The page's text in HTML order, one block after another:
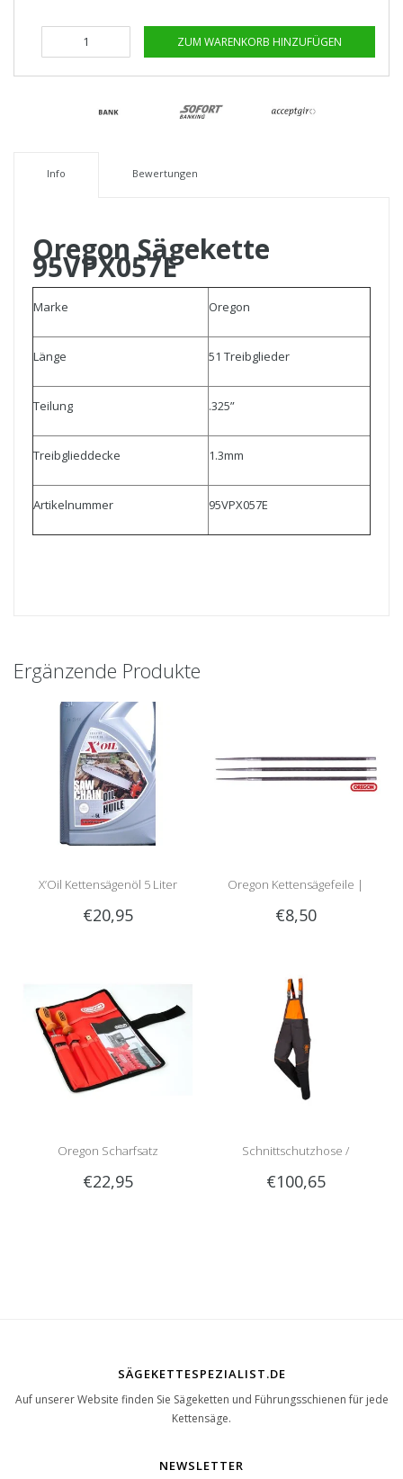
ZUM WARENKORB HINZUFÜGEN
Info Bewertungen
Oregon Sägekette
95VPX057E
Marke Oregon
Länge 51 Treibglieder
Teilung .325”
Treibglieddecke 1.3mm
Artikelnummer 95VPX057E
Ergänzende Produkte
X’Oil Kettensägenöl 5 Liter
€20,95
Oregon Kettensägefeile |
Rundfeile
€8,50
Oregon Scharfsatz
€22,95
Schnittschutzhose /
Schnittschutzlatzhose Sip
€100,65
SÄGEKETTESPEZIALIST.DE
Auf unserer Website finden Sie Sägeketten und Führungsschienen für jede
Kettensäge.
NEWSLETTER